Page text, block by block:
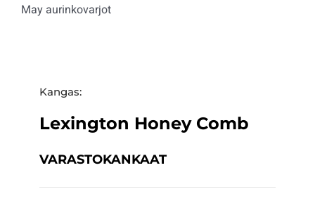
May aurinkovarjot
Kangas:
Lexington Honey Comb
VARASTOKANKAAT